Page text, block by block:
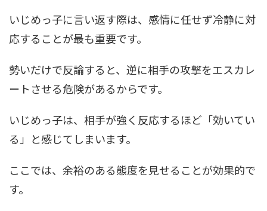
いじめっ子に言い返す際は、感情に任せず冷静に対
応することが最も重要です。
勢いだけで反論すると、逆に相手の攻撃をエスカレ
ートさせる危険があるからです。
いじめっ子は、相手が強く反応するほど「効いてい
る」と感じてしまいます。
ここでは、余裕のある態度を見せることが効果的で
す。